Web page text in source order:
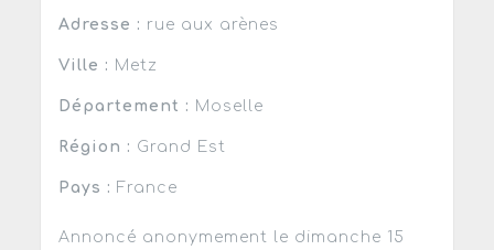
Adresse : rue aux arènes
Ville : Metz
Département : Moselle
Région : Grand Est
Pays : France
Annoncé anonymement le dimanche 15